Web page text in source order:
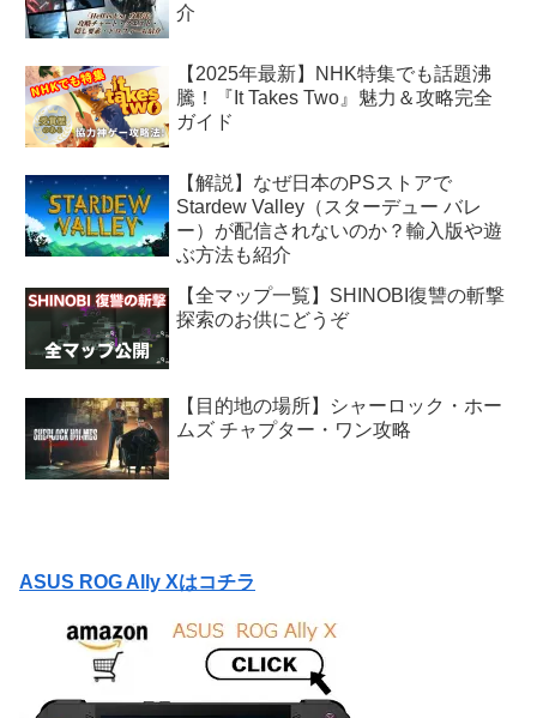
介
【2025年最新】NHK特集でも話題沸
騰！『It Takes Two』魅力＆攻略完全
ガイド
【解説】なぜ日本のPSストアで
Stardew Valley（スターデュー バレ
ー）が配信されないのか？輸入版や遊
ぶ方法も紹介
【全マップ一覧】SHINOBI復讐の斬撃
探索のお供にどうぞ
【目的地の場所】シャーロック・ホー
ムズ チャプター・ワン攻略
ASUS ROG Ally Xはコチラ